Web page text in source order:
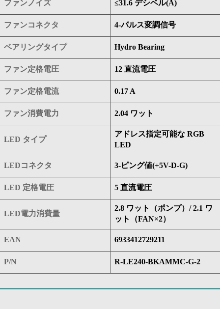
ファンノイズ ≤31.6 デシベル(A)
ファンコネクタ 4-パルス変調信号
ベアリングタイプ Hydro Bearing
ファン定格電圧 12 直流電圧
ファン定格電流 0.17 A
ファン消費電力 2.04 ワット
LED タイプ
アドレス指定可能な RGB
LED
LEDコネクタ 3-ピング値(+5V-D-G)
LED 定格電圧 5 直流電圧
LED電力消費量
2.8 ワット（ポンプ）/ 2.1 ワ
ット（FAN×2）
EAN 6933412729211
P/N R-LE240-BKAMMC-G-2